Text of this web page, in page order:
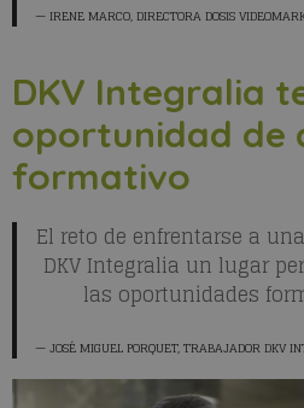
IRENE MARCO, DIRECTORA DOSIS
DKV Integralia
oportunidad de
formativo
El reto de enfrentarse a
DKV Integralia un lugar
las oportunidades
JOSÉ MIGUEL PORQUET, TRABAJADOR DKV